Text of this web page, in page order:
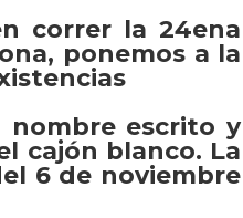
correr la 24ena
ponemos a la
nombre escrito y
cajón blanco. La
6 de noviembre